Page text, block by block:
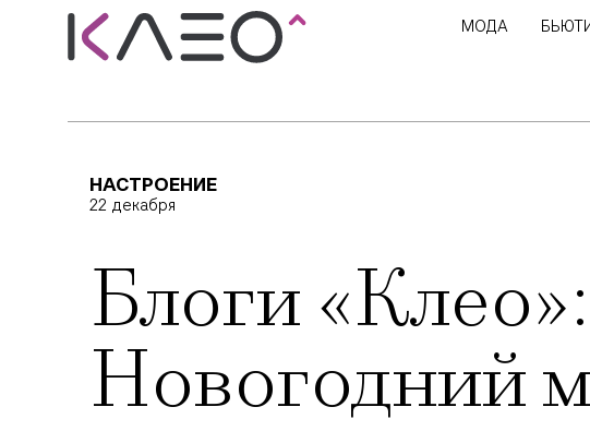
МОДА
НАСТРОЕНИЕ
22 декабря
Блоги
Новогодний